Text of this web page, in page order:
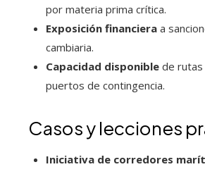
por materia prima crítica.
Exposición financiera a
cambiaria.
Capacidad disponible de
puertos de contingencia.
Casos y lecciones
Iniciativa de corredores